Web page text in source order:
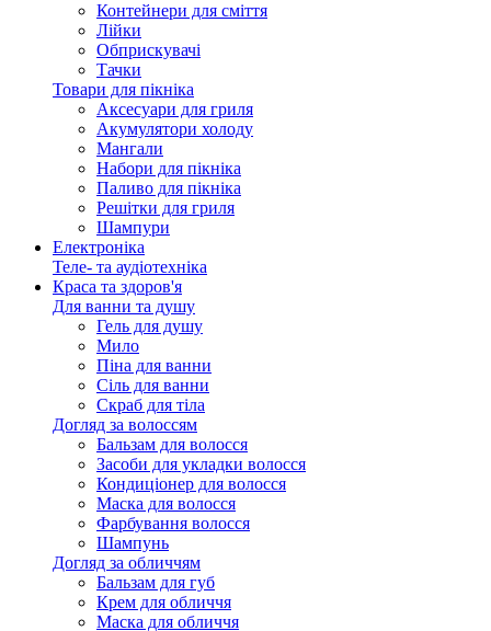
Контейнери для сміття
Лійки
Обприскувачі
Тачки
Товари для пікніка
Аксесуари для гриля
Акумулятори холоду
Мангали
Набори для пікніка
Паливо для пікніка
Решітки для гриля
Шампури
Електроніка
Теле- та аудіотехніка
Краса та здоров'я
Для ванни та душу
Гель для душу
Мило
Піна для ванни
Сіль для ванни
Скраб для тіла
Догляд за волоссям
Бальзам для волосся
Засоби для укладки волосся
Кондиціонер для волосся
Маска для волосся
Фарбування волосся
Шампунь
Догляд за обличчям
Бальзам для губ
Крем для обличчя
Маска для обличчя